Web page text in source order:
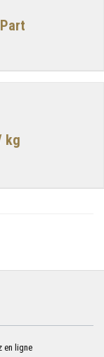
kg
en ligne